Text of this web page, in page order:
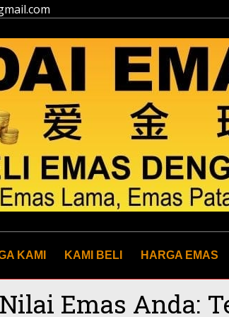
KAMI KAMI BELI HARGA EMAS
Emas Anda: